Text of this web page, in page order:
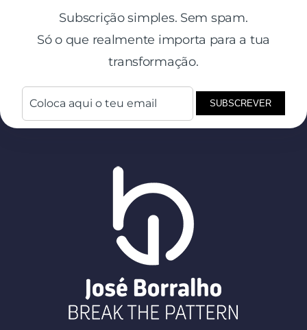
Subscrição simples. Sem spam.
Só o que realmente importa para a tua
transformação.
SUBSCREVER